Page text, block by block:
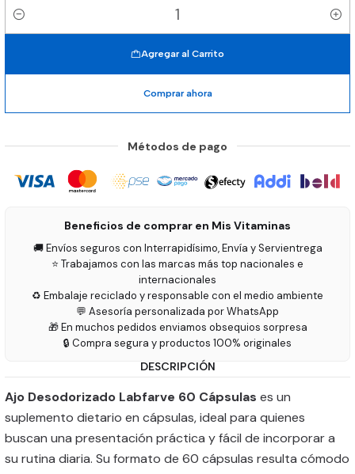
Cantidad
Agregar al Carrito
Comprar ahora
Métodos de pago
Beneficios de comprar en Mis Vitaminas
🚚 Envíos seguros con Interrapidísimo, Envía y Servientrega
⭐ Trabajamos con las marcas más top nacionales e
internacionales
♻️ Embalaje reciclado y responsable con el medio ambiente
💬 Asesoría personalizada por WhatsApp
🎁 En muchos pedidos enviamos obsequios sorpresa
🔒 Compra segura y productos 100% originales
DESCRIPCIÓN
Ajo Desodorizado Labfarve 60 Cápsulas es un
suplemento dietario en cápsulas, ideal para quienes
buscan una presentación práctica y fácil de incorporar a
su rutina diaria. Su formato de 60 cápsulas resulta cómodo